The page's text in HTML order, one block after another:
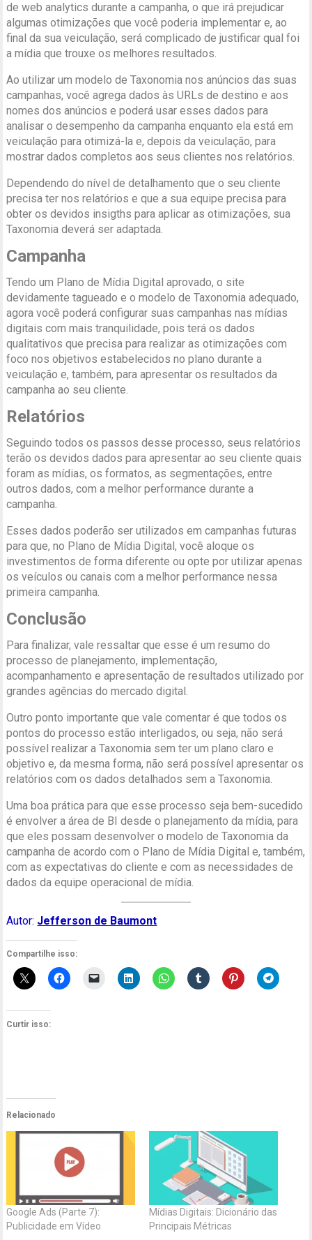
de web analytics durante a campanha, o que irá prejudicar
algumas otimizações que você poderia implementar e, ao
final da sua veiculação, será complicado de justificar qual foi
a mídia que trouxe os melhores resultados.
Ao utilizar um modelo de Taxonomia nos anúncios das suas
campanhas, você agrega dados às URLs de destino e aos
nomes dos anúncios e poderá usar esses dados para
analisar o desempenho da campanha enquanto ela está em
veiculação para otimizá-la e, depois da veiculação, para
mostrar dados completos aos seus clientes nos relatórios.
Dependendo do nível de detalhamento que o seu cliente
precisa ter nos relatórios e que a sua equipe precisa para
obter os devidos insigths para aplicar as otimizações, sua
Taxonomia deverá ser adaptada.
Campanha
Tendo um Plano de Mídia Digital aprovado, o site
devidamente tagueado e o modelo de Taxonomia adequado,
agora você poderá configurar suas campanhas nas mídias
digitais com mais tranquilidade, pois terá os dados
qualitativos que precisa para realizar as otimizações com
foco nos objetivos estabelecidos no plano durante a
veiculação e, também, para apresentar os resultados da
campanha ao seu cliente.
Relatórios
Seguindo todos os passos desse processo, seus relatórios
terão os devidos dados para apresentar ao seu cliente quais
foram as mídias, os formatos, as segmentações, entre
outros dados, com a melhor performance durante a
campanha.
Esses dados poderão ser utilizados em campanhas futuras
para que, no Plano de Mídia Digital, você aloque os
investimentos de forma diferente ou opte por utilizar apenas
os veículos ou canais com a melhor performance nessa
primeira campanha.
Conclusão
Para finalizar, vale ressaltar que esse é um resumo do
processo de planejamento, implementação,
acompanhamento e apresentação de resultados utilizado por
grandes agências do mercado digital.
Outro ponto importante que vale comentar é que todos os
pontos do processo estão interligados, ou seja, não será
possível realizar a Taxonomia sem ter um plano claro e
objetivo e, da mesma forma, não será possível apresentar os
relatórios com os dados detalhados sem a Taxonomia.
Uma boa prática para que esse processo seja bem-sucedido
é envolver a área de BI desde o planejamento da mídia, para
que eles possam desenvolver o modelo de Taxonomia da
campanha de acordo com o Plano de Mídia Digital e, também,
com as expectativas do cliente e com as necessidades de
dados da equipe operacional de mídia.
Autor: Jefferson de Baumont
Compartilhe isso:
Curtir isso:
Relacionado
Google Ads (Parte 7):
Publicidade em Vídeo
Mídias Digitais: Dicionário das
Principais Métricas